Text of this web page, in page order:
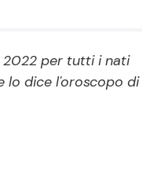
TV
2022 per tutti i nati
lo dice l'oroscopo di